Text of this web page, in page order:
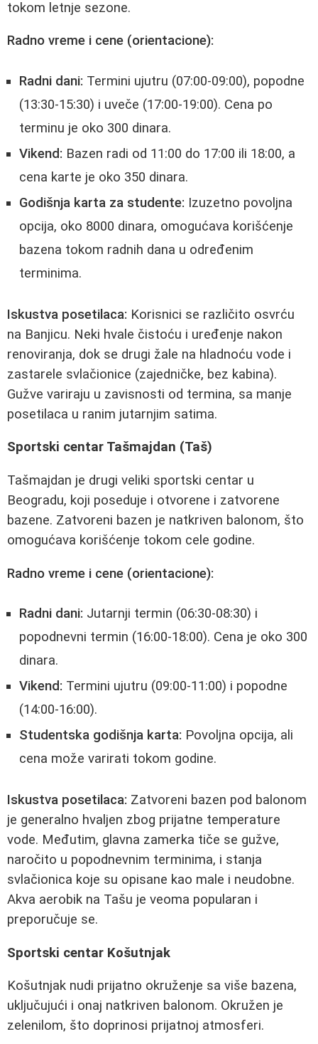
tokom letnje sezone.
Radno vreme i cene (orientacione):
Radni dani: Termini ujutru (07:00-09:00), popodne
(13:30-15:30) i uveče (17:00-19:00). Cena po
terminu je oko 300 dinara.
Vikend: Bazen radi od 11:00 do 17:00 ili 18:00, a
cena karte je oko 350 dinara.
Godišnja karta za studente: Izuzetno povoljna
opcija, oko 8000 dinara, omogućava korišćenje
bazena tokom radnih dana u određenim
terminima.
Iskustva posetilaca: Korisnici se različito osvrću
na Banjicu. Neki hvale čistoću i uređenje nakon
renoviranja, dok se drugi žale na hladnoću vode i
zastarele svlačionice (zajedničke, bez kabina).
Gužve variraju u zavisnosti od termina, sa manje
posetilaca u ranim jutarnjim satima.
Sportski centar Tašmajdan (Taš)
Tašmajdan je drugi veliki sportski centar u
Beogradu, koji poseduje i otvorene i zatvorene
bazene. Zatvoreni bazen je natkriven balonom, što
omogućava korišćenje tokom cele godine.
Radno vreme i cene (orientacione):
Radni dani: Jutarnji termin (06:30-08:30) i
popodnevni termin (16:00-18:00). Cena je oko 300
dinara.
Vikend: Termini ujutru (09:00-11:00) i popodne
(14:00-16:00).
Studentska godišnja karta: Povoljna opcija, ali
cena može varirati tokom godine.
Iskustva posetilaca: Zatvoreni bazen pod balonom
je generalno hvaljen zbog prijatne temperature
vode. Međutim, glavna zamerka tiče se gužve,
naročito u popodnevnim terminima, i stanja
svlačionica koje su opisane kao male i neudobne.
Akva aerobik na Tašu je veoma popularan i
preporučuje se.
Sportski centar Košutnjak
Košutnjak nudi prijatno okruženje sa više bazena,
uključujući i onaj natkriven balonom. Okružen je
zelenilom, što doprinosi prijatnoj atmosferi.